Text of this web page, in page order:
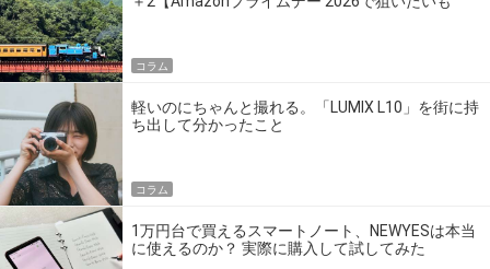
コラム
軽いのにちゃんと撮れる。「LUMIX L10」を街に持
ち出して分かったこと
コラム
1万円台で買えるスマートノート、NEWYESは本当
に使えるのか？ 実際に購入して試してみた